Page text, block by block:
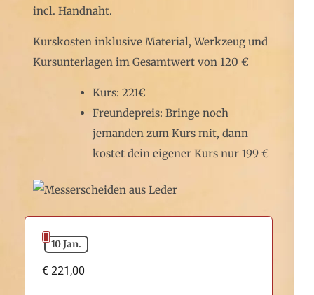
incl. Handnaht.
Kurskosten inklusive Material, Werkzeug und
Kursunterlagen im Gesamtwert von 120 €
Kurs: 221€
Freundepreis: Bringe noch
jemanden zum Kurs mit, dann
kostet dein eigener Kurs nur 199 €
10 Jan.
€ 221,00